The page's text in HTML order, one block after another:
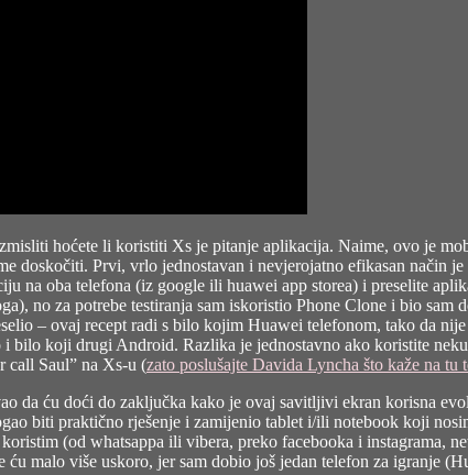
hoćete li koristiti Xs je pitanje aplikacija. Naime, ovo je
doskočiti. Prvi, vrlo jednostavan i nevjerojatno efikasan način
na oba telefona (iz google ili huawei app storea) i preselite
no za potrebe testiranja sam iskoristio Phone Clone i bio
– ovaj recept radi s bilo kojim Huawei telefonom, tako da
i bilo koji drugi Android. Razlika je jednostavno ako koristite
call Saul” na Xs-u (zato poslušajte Davida Lyncha što kaže na tu
da ću doći do zaključka kako je ovaj savitljivi ekran korisna
biti praktično rješenje i zamijenio tablet i/ili notebook koji
(od whatsappa ili vibera, preko facebooka i instagrama,
ću malo više uskoro, jer sam dobio još jedan telefon za igranje